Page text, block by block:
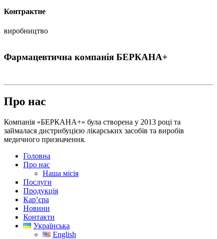
Контрактне
виробництво
Фармацевтична компанія БЕРКАНА+
Про нас
Компанія «БЕРКАНА+» була створена у 2013 році та
займалася дистрибуцією лікарських засобів та виробів
медичного призначення.
Головна
Про нас
Наша місія
Послуги
Продукція
Кар’єра
Новини
Контакти
Українська
English